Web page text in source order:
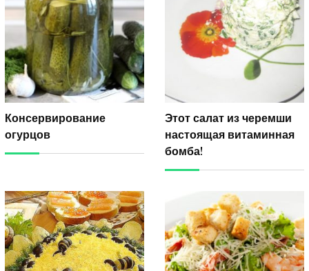
Консервирование
огурцов
Этот салат из черемши
настоящая витаминная
бомба!